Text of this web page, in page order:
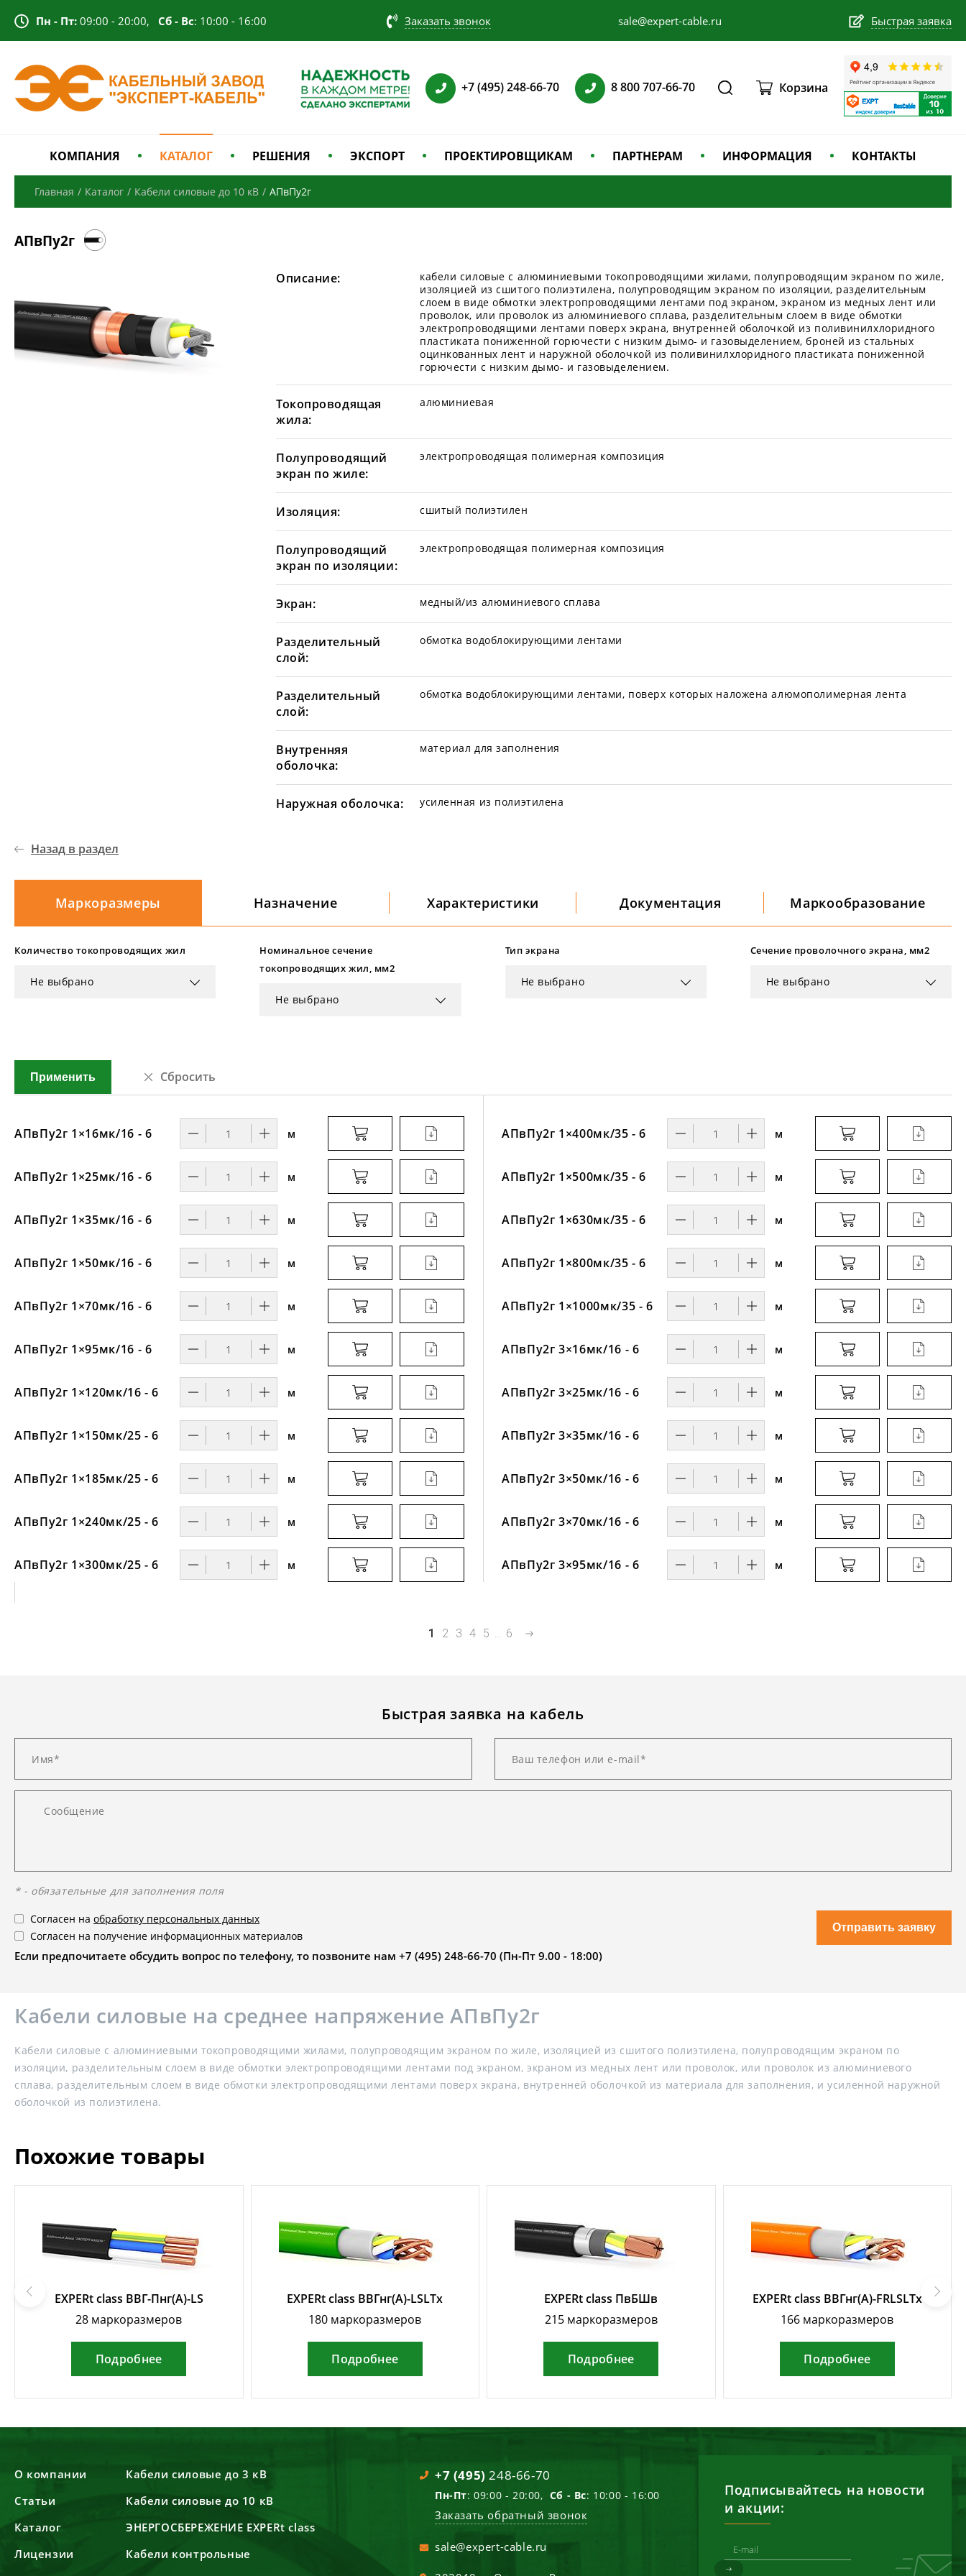
Пн - Пт: 09:00 - 20:00, Сб - Вс: 10:00 - 16:00 Заказать звонок sale@expert-cable.ru Быстрая заявка
+7 (495) 248-66-70 8 800 707-66-70 Корзина
КОМПАНИЯ КАТАЛОГ РЕШЕНИЯ ЭКСПОРТ ПРОЕКТИРОВЩИКАМ ПАРТНЕРАМ ИНФОРМАЦИЯ КОНТАКТЫ
Главная / Каталог / Кабели силовые до 10 кВ / АПвПу2г
АПвПу2г
Описание:
кабели силовые с алюминиевыми токопроводящими жилами, полупроводящим экраном по жиле,
изоляцией из сшитого полиэтилена, полупроводящим экраном по изоляции, разделительным
слоем в виде обмотки электропроводящими лентами под экраном, экраном из медных лент или
проволок, или проволок из алюминиевого сплава, разделительным слоем в виде обмотки
электропроводящими лентами поверх экрана, внутренней оболочкой из поливинилхлоридного
пластиката пониженной горючести с низким дымо- и газовыделением, броней из стальных
оцинкованных лент и наружной оболочкой из поливинилхлоридного пластиката пониженной
горючести с низким дымо- и газовыделением.
Токопроводящая
жила:
алюминиевая
Полупроводящий
экран по жиле:
электропроводящая полимерная композиция
Изоляция: сшитый полиэтилен
Полупроводящий
экран по изоляции:
электропроводящая полимерная композиция
Экран: медный/из алюминиевого сплава
Разделительный
слой:
обмотка водоблокирующими лентами
Разделительный
слой:
обмотка водоблокирующими лентами, поверх которых наложена алюмополимерная лента
Внутренняя
оболочка:
материал для заполнения
Наружная оболочка: усиленная из полиэтилена
Назад в раздел
Маркоразмеры Назначение Характеристики Документация Маркообразование
Количество токопроводящих жил
Не выбрано
Номинальное сечение
токопроводящих жил, мм2
Не выбрано
Тип экрана
Не выбрано
Сечение проволочного экрана, мм2
Не выбрано
Применить Сбросить
АПвПу2г 1×16мк/16 - 6 м
АПвПу2г 1×25мк/16 - 6 м
АПвПу2г 1×35мк/16 - 6 м
АПвПу2г 1×50мк/16 - 6 м
АПвПу2г 1×70мк/16 - 6 м
АПвПу2г 1×95мк/16 - 6 м
АПвПу2г 1×120мк/16 - 6 м
АПвПу2г 1×150мк/25 - 6 м
АПвПу2г 1×185мк/25 - 6 м
АПвПу2г 1×240мк/25 - 6 м
АПвПу2г 1×300мк/25 - 6 м
АПвПу2г 1×400мк/35 - 6 м
АПвПу2г 1×500мк/35 - 6 м
АПвПу2г 1×630мк/35 - 6 м
АПвПу2г 1×800мк/35 - 6 м
АПвПу2г 1×1000мк/35 - 6 м
АПвПу2г 3×16мк/16 - 6 м
АПвПу2г 3×25мк/16 - 6 м
АПвПу2г 3×35мк/16 - 6 м
АПвПу2г 3×50мк/16 - 6 м
АПвПу2г 3×70мк/16 - 6 м
АПвПу2г 3×95мк/16 - 6 м
1 2 3 4 5 ... 6
Быстрая заявка на кабель
* - обязательные для заполнения поля
Согласен на обработку персональных данных
Согласен на получение информационных материалов
Если предпочитаете обсудить вопрос по телефону, то позвоните нам +7 (495) 248-66-70 (Пн-Пт 9.00 - 18:00)
Отправить заявку
Кабели силовые на среднее напряжение АПвПу2г
Кабели силовые с алюминиевыми токопроводящими жилами, полупроводящим экраном по жиле, изоляцией из сшитого полиэтилена, полупроводящим экраном по
изоляции, разделительным слоем в виде обмотки электропроводящими лентами под экраном, экраном из медных лент или проволок, или проволок из алюминиевого
сплава, разделительным слоем в виде обмотки электропроводящими лентами поверх экрана, внутренней оболочкой из материала для заполнения, и усиленной наружной
оболочкой из полиэтилена.
Похожие товары
EXPERt class ВВГ-Пнг(А)-LS
28 маркоразмеров
Подробнее
EXPERt class ВВГнг(А)-LSLTx
180 маркоразмеров
Подробнее
EXPERt class ПвБШв
215 маркоразмеров
Подробнее
EXPERt class ВВГнг(А)-FRLSLTx
166 маркоразмеров
Подробнее
О компании
Статьи
Каталог
Лицензии
Кабели силовые до 3 кВ
Кабели силовые до 10 кВ
ЭНЕРГОСБЕРЕЖЕНИЕ EXPERt class
Кабели контрольные
+7 (495) 248-66-70
Пн-Пт: 09:00 - 20:00, Сб - Вс: 10:00 - 16:00
Заказать обратный звонок
sale@expert-cable.ru
Подписывайтесь на новости
и акции: